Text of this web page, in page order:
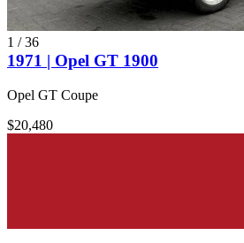
1 /36
1971 | Opel GT 1900
Opel GT Coupe
$20,480